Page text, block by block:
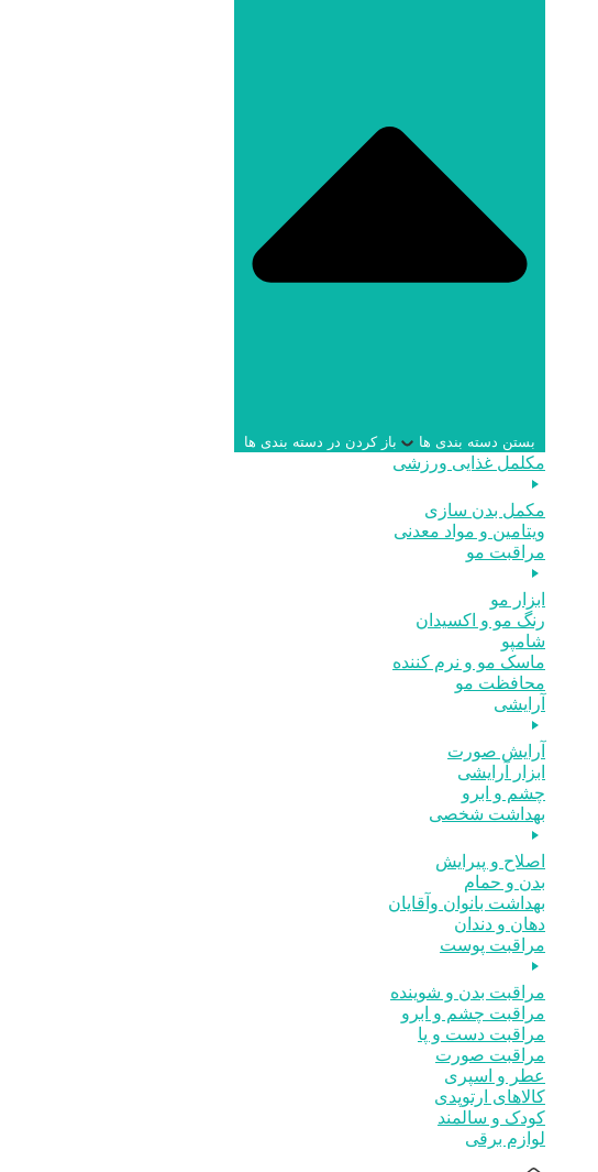
بستن دسته بندی ها باز کردن در دسته بندی ها
مکلمل غذایی ورزشی
مکمل بدن سازی
ویتامین و مواد معدنی
مراقبت مو
ابزار مو
رنگ مو و اکسیدان
شامپو
ماسک مو و نرم کننده
محافظت مو
آرایشی
آرایش صورت
ابزار آرایشی
چشم و ابرو
بهداشت شخصی
اصلاح و پیرایش
بدن و حمام
بهداشت بانوان وآقایان
دهان و دندان
مراقبت پوست
مراقبت بدن و شوینده
مراقبت چشم و ابرو
مراقبت دست و پا
مراقبت صورت
عطر و اسپری
کالاهای ارتوپدی
کودک و سالمند
لوازم برقی